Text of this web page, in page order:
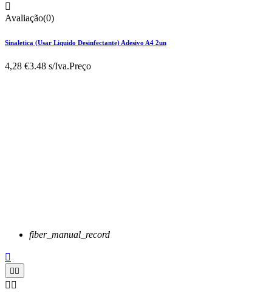

Avaliação(0)
Sinaletica (Usar Liquido Desinfectante) Adesivo A4 2un
4,28 €3.48 s/Iva.Preço
fiber_manual_record

 
 